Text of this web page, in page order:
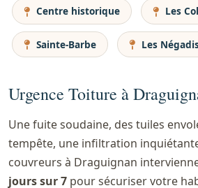
Centre historique Les
Sainte-Barbe Les
Urgence Toiture à
Une fuite soudaine, des tuiles
tempête, une infiltration
couvreurs à Draguignan
jours sur 7 pour sécuriser votre